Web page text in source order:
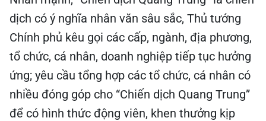
dịch có ý nghĩa nhân văn sâu sắc, Thủ tướng
Chính phủ kêu gọi các cấp, ngành, địa phương,
tổ chức, cá nhân, doanh nghiệp tiếp tục hưởng
ứng; yêu cầu tổng hợp các tổ chức, cá nhân có
nhiều đóng góp cho “Chiến dịch Quang Trung”
để có hình thức động viên, khen thưởng kịp